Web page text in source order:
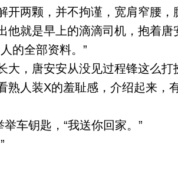
两颗，并不拘谨，宽肩窄腰，
就是早上的滴滴司机，抱着唐
的全部资料。”
，唐安安从没见过程锋这么打
人装X的羞耻感，介绍起来，
车钥匙，“我送你回家。”